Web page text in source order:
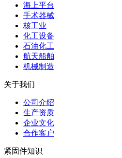
海上平台
手术器械
核工业
化工设备
石油化工
航天船舶
机械制造
关于我们
公司介绍
生产资质
企业文化
合作客户
紧固件知识